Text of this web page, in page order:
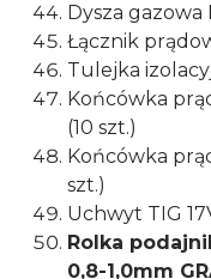
Dysza gazowa
Łącznik
Tulejka
Końcówka
(10 szt.)
Końcówka
szt.)
Uchwyt TIG
Rolka
0,8-1,0mm